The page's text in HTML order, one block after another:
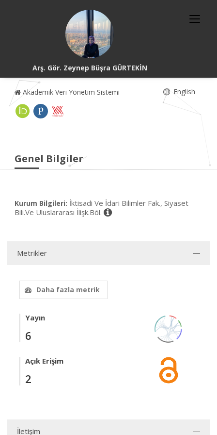
Arş. Gör. Zeynep Büşra GÜRTEKİN
Akademik Veri Yönetim Sistemi English
Genel Bilgiler
Kurum Bilgileri: İktisadi Ve İdari Bilimler Fak., Siyaset
Bili.Ve Uluslararası İlişk.Böl.
Metrikler
Daha fazla metrik
Yayın
6
Açık Erişim
2
İletişim